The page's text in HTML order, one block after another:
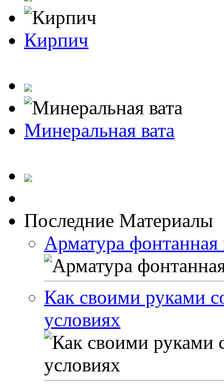
Кирпич
Минеральная вата
Последние Материалы
Арматура фонтанная
Как своими руками
условиях